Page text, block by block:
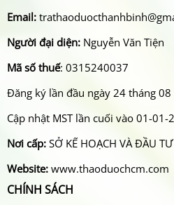
Email:
Người đại diện: Nguyễn Văn Tiện
Mã số thuế: 0315240037
Đăng ký lần đầu ngày 24 tháng
Cập nhật MST lần cuối vào 01-01-
Nơi cấp: SỞ KẾ HOẠCH VÀ ĐẦU
Website: www.thaoduochcm.com
CHÍNH SÁCH